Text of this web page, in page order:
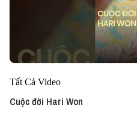
Tất Cả Video
Cuộc đời Hari Won